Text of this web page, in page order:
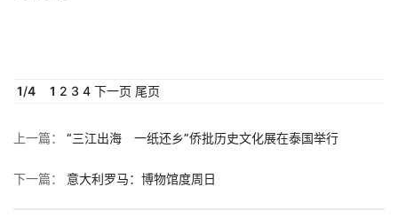
1/4 1 2 3 4 下一页 尾页
上一篇： “三江出海 一纸还乡”侨批历史文化展在泰国举行
下一篇： 意大利罗马：博物馆度周日